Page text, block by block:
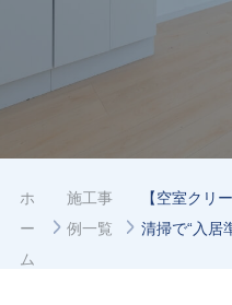
ホ
ー
ム
施工事
例一覧
【空室クリ
清掃で“入居